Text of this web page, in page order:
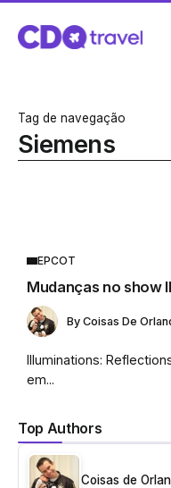
Tag de navegação
Siemens
Top Authors
Coisas de
EPCOT
Mudanças no show
By Coisas De
Illuminations:
em...